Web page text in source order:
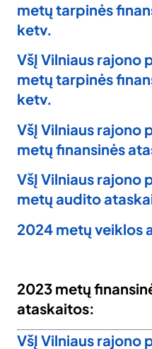
metų tarpinės
ketv.
VšĮ Vilniaus rajono
metų tarpinės
ketv.
VšĮ Vilniaus rajono
metų finansinės
VšĮ Vilniaus rajono
metų audito
2024 metų veiklos
2023 metų
ataskaitos:
VšĮ Vilniaus rajono